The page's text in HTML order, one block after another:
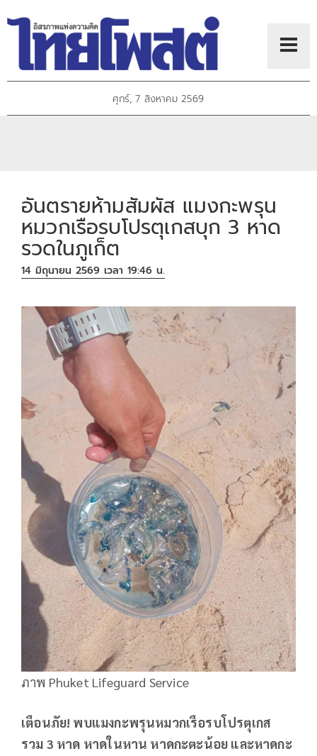
ศุกร์, 7 สิงหาคม 2569
อันตรายห้ามสัมผัส แมงกะพรุน
หมวกเรือรบโปรตุเกสบุก 3 หาด
รวดในภูเก็ต
14 มิถุนายน 2569 เวลา 19:46 น.
ภาพ Phuket Lifeguard Service
เตือนภัย! พบแมงกะพรุนหมวกเรือรบโปรตุเกส
รวม 3 หาด หาดในหาน หาดกะตะน้อย และหาดกะ